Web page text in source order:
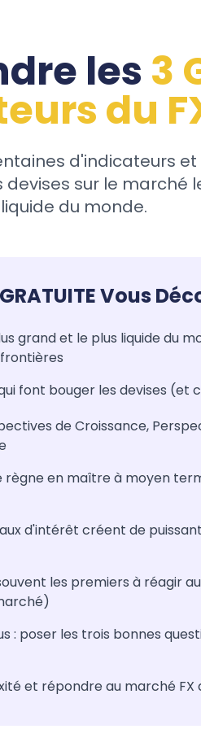
les 3
du
d'indicateurs
sur le marché
liquide du monde.
Vous
grand et le plus liquide du
font bouger les devises
de Croissance,
règne en maître à moyen
d'intérêt créent de
les premiers à réagir
: poser les trois bonnes
et répondre au marché